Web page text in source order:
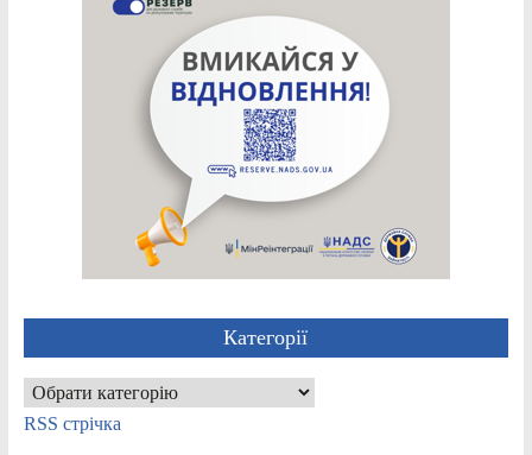
Категорії
Категорії
RSS стрічка